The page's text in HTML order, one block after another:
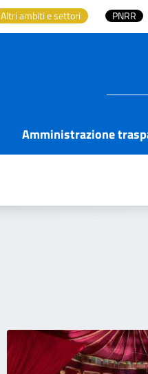
Altri ambiti e settori PNRR
Amministrazione